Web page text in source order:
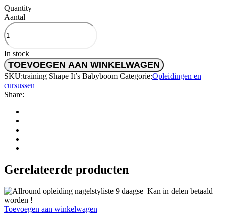
Quantity
Aantal
In stock
TOEVOEGEN AAN WINKELWAGEN
SKU:training Shape It’s Babyboom Categorie:Opleidingen en
cursussen
Share:
Gerelateerde producten
Toevoegen aan winkelwagen